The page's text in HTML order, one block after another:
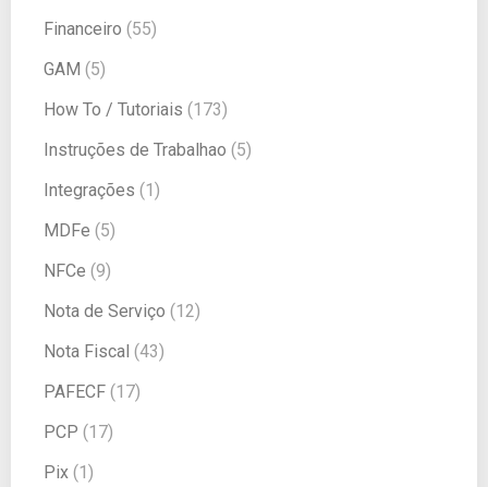
Financeiro (55)
GAM (5)
How To / Tutoriais (173)
Instruções de Trabalhao (5)
Integrações (1)
MDFe (5)
NFCe (9)
Nota de Serviço (12)
Nota Fiscal (43)
PAFECF (17)
PCP (17)
Pix (1)